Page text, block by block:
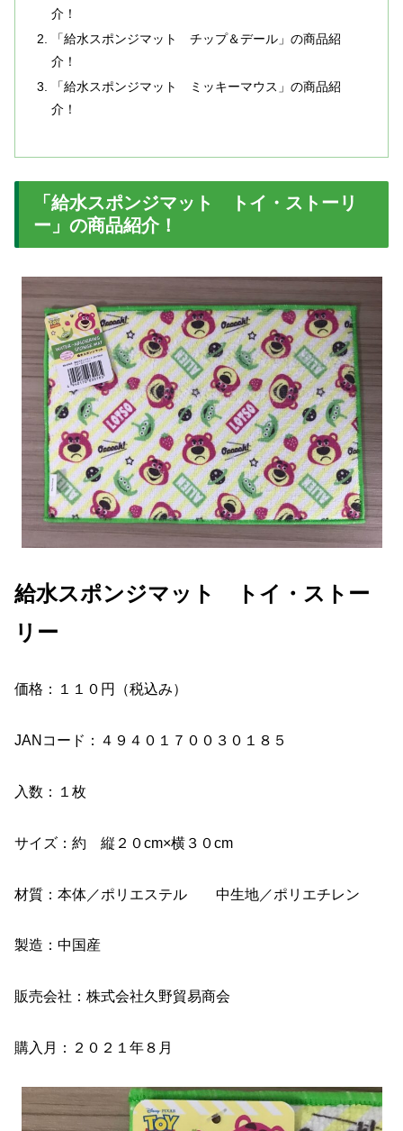
介！
「給水スポンジマット チップ＆デール」の商品紹
介！
「給水スポンジマット ミッキーマウス」の商品紹
介！
「給水スポンジマット トイ・ストーリ
ー」の商品紹介！
給水スポンジマット トイ・ストー
リー
価格：１１０円（税込み）
JANコード：４９４０１７００３０１８５
入数：１枚
サイズ：約 縦２０cm×横３０cm
材質：本体／ポリエステル 中生地／ポリエチレン
製造：中国産
販売会社：株式会社久野貿易商会
購入月：２０２１年８月